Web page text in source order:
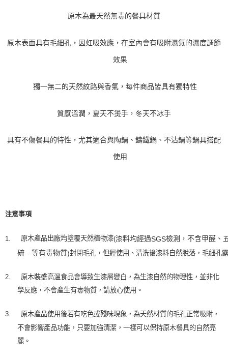
原木為最天然無毒的餐具材質
原木表面具有毛細孔，因虹吸效應，在室內會有吸附濕氣的濕度調節
效果
獨一無二的天然紋路與香氣，每件商品皆具有獨特性
質感溫潤，夏天不燙手，冬天不冰手
具有不傷餐具的特性，尤其適合與陶鍋、鑄鐵鍋、不沾鍋等鍋具搭配
使用
注意事項
1. 原木產品出廠均塗覆天然植物漆(漆料均經過SGS檢測，不含甲醛、
硫…等有毒物質)封閉毛孔，但經使用、清洗後漆料自然脫落，毛細孔
2.
原木裝盛高溫食品會導致生漆層變白，為生漆自然的物理性，並非化
學反應，不會產生有毒物質，請放心使用。
3.
原木產品使用後若有吃色或殘味現象，為天然材質的毛孔正常吸附，
不會影響產品功能，只要加強清潔，一樣可以保持原木餐具的自然亮
麗。